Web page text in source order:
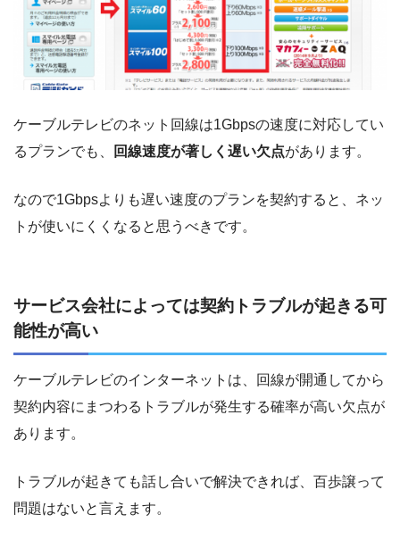
ケーブルテレビのネット回線は1Gbpsの速度に対応してい
るプランでも、
回線速度が著しく遅い欠点があります。
なので1Gbpsよりも遅い速度のプランを契約すると、ネッ
トが使いにくくなると思うべきです。
サービス会社によっては契約トラブルが起きる可
能性が高い
ケーブルテレビのインターネットは、回線が開通してから
契約内容にまつわるトラブルが発生する確率が高い欠点が
あります。
トラブルが起きても話し合いで解決できれば、百歩譲って
問題はないと言えます。